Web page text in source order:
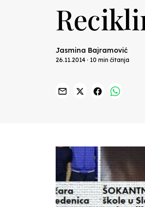
Jasmina Bajramović
26.11.2014 · 10 min čitanja